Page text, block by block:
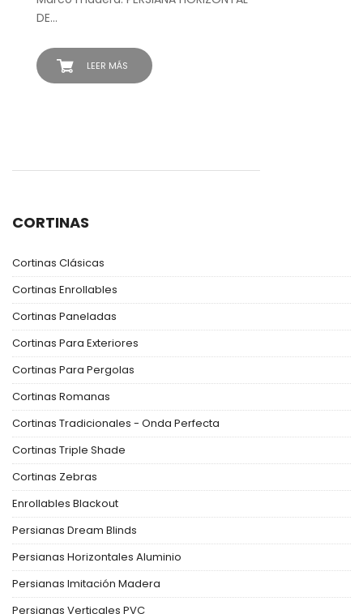
CORTINAS
Cortinas Clásicas
Cortinas Enrollables
Cortinas Paneladas
Cortinas Para Exteriores
Cortinas Para Pergolas
Cortinas Romanas
Cortinas Tradicionales - Onda Perfecta
Cortinas Triple Shade
Cortinas Zebras
Enrollables Blackout
Persianas Dream Blinds
Persianas Horizontales Aluminio
Persianas Imitación Madera
Persianas Verticales PVC
LEER MÁS
DE…